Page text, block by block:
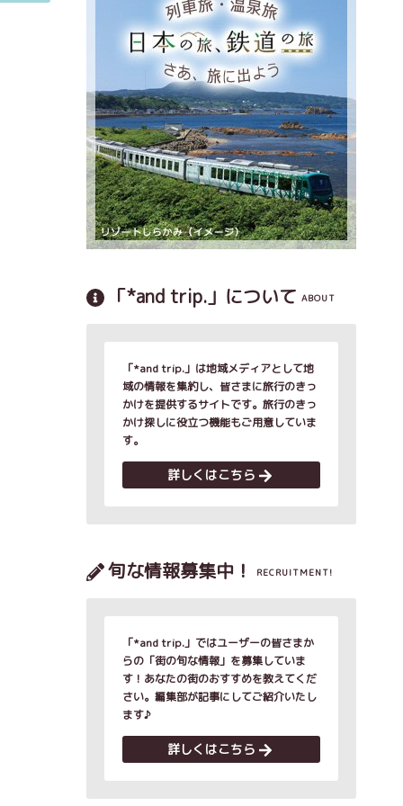
「*and trip.」について ABOUT
「*and trip.」は地域メディアとして地
域の情報を集約し、皆さまに旅行のきっ
かけを提供するサイトです。旅行のきっ
かけ探しに役立つ機能もご用意していま
す。
詳しくはこちら
旬な情報募集中！ RECRUITMENT!
「*and trip.」ではユーザーの皆さまか
らの「街の旬な情報」を募集していま
す！あなたの街のおすすめを教えてくだ
さい。編集部が記事にしてご紹介いたし
ます♪
詳しくはこちら